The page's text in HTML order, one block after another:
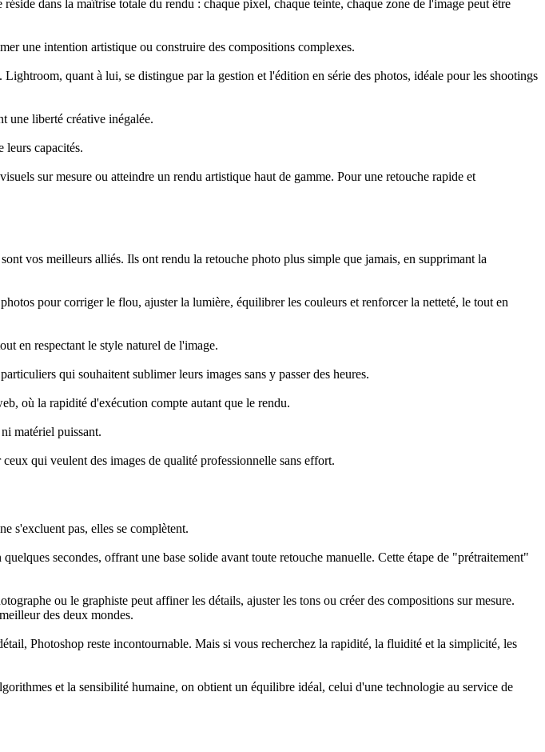
dans la maîtrise totale du rendu : chaque pixel, chaque teinte, chaque zone de l'image peut être
une intention artistique ou construire des compositions complexes.
quant à lui, se distingue par la gestion et l'édition en série des photos, idéale pour les shootings
une liberté créative inégalée.
leurs capacités.
sur mesure ou atteindre un rendu artistique haut de gamme. Pour une retouche rapide et
vos meilleurs alliés. Ils ont rendu la retouche photo plus simple que jamais, en supprimant la
pour corriger le flou, ajuster la lumière, équilibrer les couleurs et renforcer la netteté, le tout en
en respectant le style naturel de l'image.
qui souhaitent sublimer leurs images sans y passer des heures.
où la rapidité d'exécution compte autant que le rendu.
matériel puissant.
qui veulent des images de qualité professionnelle sans effort.
s'excluent pas, elles se complètent.
secondes, offrant une base solide avant toute retouche manuelle. Cette étape de "prétraitement"
ou le graphiste peut affiner les détails, ajuster les tons ou créer des compositions sur mesure.
des deux mondes.
Photoshop reste incontournable. Mais si vous recherchez la rapidité, la fluidité et la simplicité, les
et la sensibilité humaine, on obtient un équilibre idéal, celui d'une technologie au service de